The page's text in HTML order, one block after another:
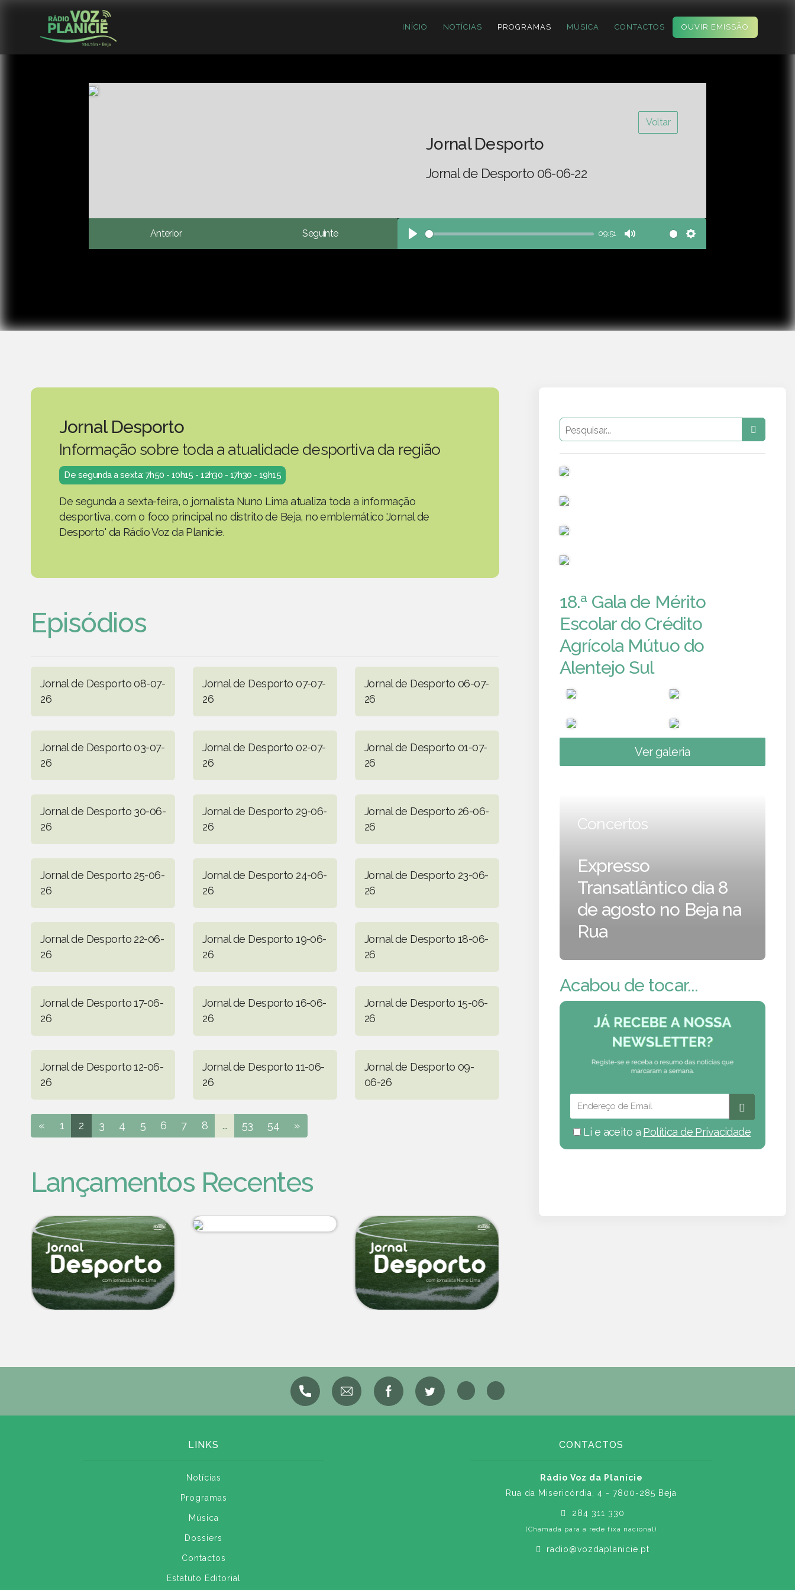
INÍCIO NOTÍCIAS PROGRAMAS MÚSICA CONTACTOS OUVIR EMISSÃO
Voltar
Jornal Desporto
Jornal de Desporto 06-06-22
Anterior Seguinte
Play
09:51
Mute Settings
Jornal Desporto
Informação sobre toda a atualidade desportiva da região
De segunda a sexta: 7h50 - 10h15 - 12h30 - 17h30 - 19h15
De segunda a sexta-feira, o jornalista Nuno Lima atualiza toda a informação
desportiva, com o foco principal no distrito de Beja, no emblemático 'Jornal de
Desporto' da Rádio Voz da Planície.
Episódios
Jornal de Desporto 08-07-
26
Jornal de Desporto 07-07-
26
Jornal de Desporto 06-07-
26
Jornal de Desporto 03-07-
26
Jornal de Desporto 02-07-
26
Jornal de Desporto 01-07-
26
Jornal de Desporto 30-06-
26
Jornal de Desporto 29-06-
26
Jornal de Desporto 26-06-
26
Jornal de Desporto 25-06-
26
Jornal de Desporto 24-06-
26
Jornal de Desporto 23-06-
26
Jornal de Desporto 22-06-
26
Jornal de Desporto 19-06-
26
Jornal de Desporto 18-06-
26
Jornal de Desporto 17-06-
26
Jornal de Desporto 16-06-
26
Jornal de Desporto 15-06-
26
Jornal de Desporto 12-06-
26
Jornal de Desporto 11-06-
26
Jornal de Desporto 09-
06-26
« 1 2 3 4 5 6 7 8 ... 53 54 »
Lançamentos Recentes
18.ª Gala de Mérito
Escolar do Crédito
Agrícola Mútuo do
Alentejo Sul
Ver galeria
Concertos
Expresso
Transatlântico dia 8
de agosto no Beja na
Rua
Acabou de tocar...
Li e aceito a Política de Privacidade
LINKS
Notícias
Programas
Música
Dossiers
Contactos
Estatuto Editorial
CONTACTOS
Rádio Voz da Planície
Rua da Misericórdia, 4 - 7800-285 Beja
284 311 330
(Chamada para a rede fixa nacional)
radio@vozdaplanicie.pt